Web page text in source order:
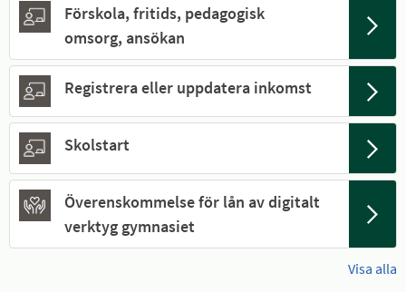
Förskola, fritids, pedagogisk
omsorg, ansökan
Registrera eller uppdatera inkomst
Skolstart
Överenskommelse för lån av digitalt
verktyg gymnasiet
Visa alla